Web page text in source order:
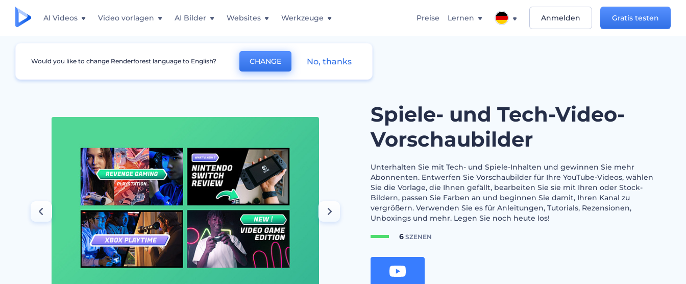
AI Videos Video vorlagen AI Bilder Websites Werkzeuge Preise Lernen Anmelden Gratis testen
Grafiken YouTube Minimaturbild Spiele- und Tech-Video-Vorschaubilder
Spiele- und Tech-Video-
Vorschaubilder
Unterhalten Sie mit Tech- und Spiele-Inhalten und gewinnen Sie mehr
Abonnenten. Entwerfen Sie Vorschaubilder für Ihre YouTube-Videos, wählen
Sie die Vorlage, die Ihnen gefällt, bearbeiten Sie sie mit Ihren oder Stock-
Bildern, passen Sie Farben an und beginnen Sie damit, Ihren Kanal zu
vergrößern. Verwenden Sie es für Anleitungen, Tutorials, Rezensionen,
Unboxings und mehr. Legen Sie noch heute los!
6SZENEN
Would you like to change Renderforest language to English? CHANGE No, thanks